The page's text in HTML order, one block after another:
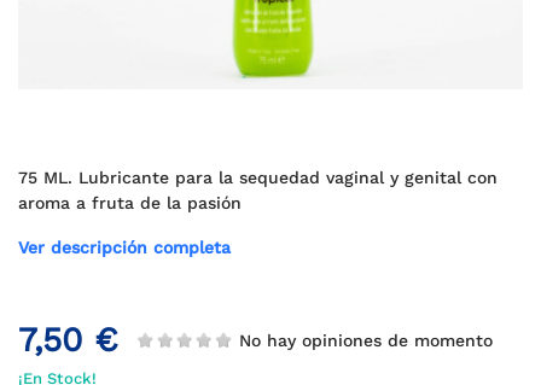
75 ML. Lubricante para la sequedad vaginal y genital con
aroma a fruta de la pasión
Ver descripción completa
7,50 € No hay opiniones de momento
¡En Stock!